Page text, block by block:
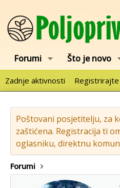
Forumi Što je novo
Zadnje aktivnosti
Poštovani posjetitelju, za
zaštićena. Registracija ti
oglasniku, direktnu
Forumi